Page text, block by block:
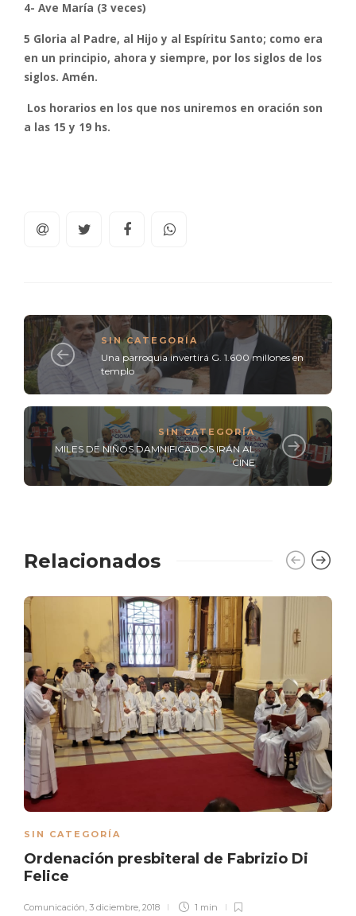
4- Ave María (3 veces)
5 Gloria al Padre, al Hijo y al Espíritu Santo; como era
en un principio, ahora y siempre, por los siglos de los
siglos. Amén.
Los horarios en los que nos uniremos en oración son
a las 15 y 19 hs.
SIN CATEGORÍA
Una parroquia invertirá G. 1.600 millones en
templo
SIN CATEGORÍA
MILES DE NIÑOS DAMNIFICADOS IRÁN AL
CINE
Relacionados
SIN CATEGORÍA
Ordenación presbiteral de Fabrizio Di
Felice
Comunicación, 3 diciembre, 2018 1 min